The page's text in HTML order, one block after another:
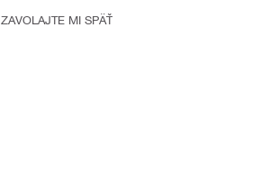
ZAVOLAJTE MI SPÄŤ